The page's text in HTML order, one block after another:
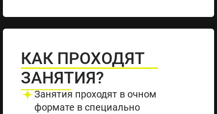
КАК ПРОХОДЯТ
ЗАНЯТИЯ?
Занятия проходят в очном
формате в специально